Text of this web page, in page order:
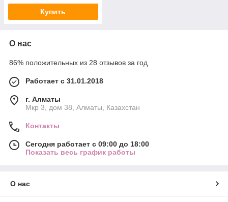
Купить
О нас
86% положительных из 28 отзывов за год
Работает с 31.01.2018
г. Алматы
Мкр 3, дом 38, Алматы, Казахстан
Контакты
Сегодня работает с 09:00 до 18:00
Показать весь график работы
О нас